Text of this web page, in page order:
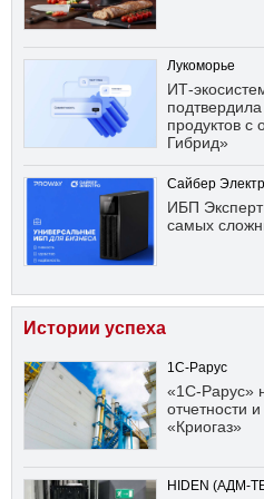
Лукоморье
ИТ-
продуктов с
Гибрид»
Сайбер
ИБП
самых
Истории успеха
1С-Рарус
«1С-Рарус»
отчетности
«Криогаз»
HIDEN (АДМ-